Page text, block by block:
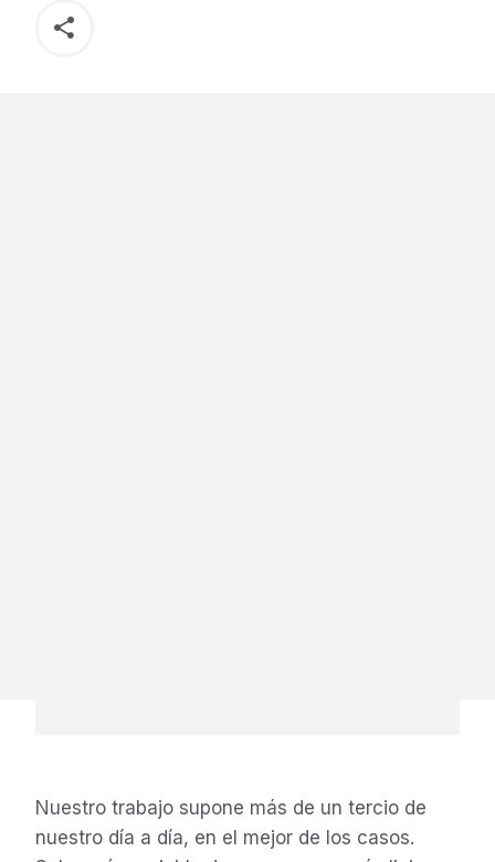
Nuestro trabajo supone más de un tercio de
nuestro día a día, en el mejor de los casos.